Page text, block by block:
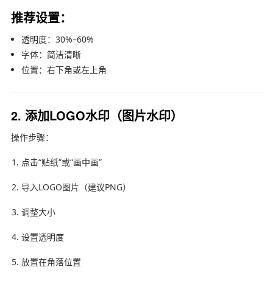
推荐设置：
透明度：30%–60%
字体：简洁清晰
位置：右下角或左上角
2. 添加LOGO水印（图片水印）
操作步骤：
点击“贴纸”或“画中画”
导入LOGO图片（建议PNG）
调整大小
设置透明度
放置在角落位置